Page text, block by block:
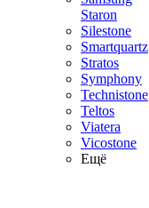
Staron
Silestone
Smartquartz
Stratos
Symphony
Technistone
Teltos
Viatera
Vicostone
Ещё